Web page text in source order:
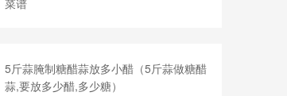
5斤蒜腌制糖醋蒜放多小醋（5斤蒜做糖醋
蒜,要放多少醋,多少糖）